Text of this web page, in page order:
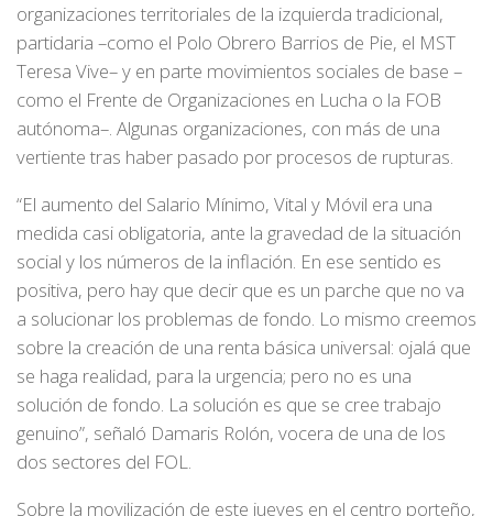
organizaciones territoriales de la izquierda tradicional,
partidaria –como el Polo Obrero Barrios de Pie, el MST
Teresa Vive– y en parte movimientos sociales de base –
como el Frente de Organizaciones en Lucha o la FOB
autónoma–. Algunas organizaciones, con más de una
vertiente tras haber pasado por procesos de rupturas.
“El aumento del Salario Mínimo, Vital y Móvil era una
medida casi obligatoria, ante la gravedad de la situación
social y los números de la inflación. En ese sentido es
positiva, pero hay que decir que es un parche que no va
a solucionar los problemas de fondo. Lo mismo creemos
sobre la creación de una renta básica universal: ojalá que
se haga realidad, para la urgencia; pero no es una
solución de fondo. La solución es que se cree trabajo
genuino”, señaló Damaris Rolón, vocera de una de los
dos sectores del FOL.
Sobre la movilización de este jueves en el centro porteño,